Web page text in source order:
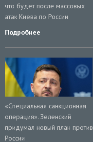
что будет после массовых
атак Киева по России
Подробнее
«Специальная санкционная
операция». Зеленский
придумал новый план против
России